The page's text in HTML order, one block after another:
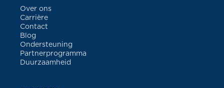
Over ons
Carrière
Contact
Blog
Ondersteuning
Partnerprogramma
Duurzaamheid